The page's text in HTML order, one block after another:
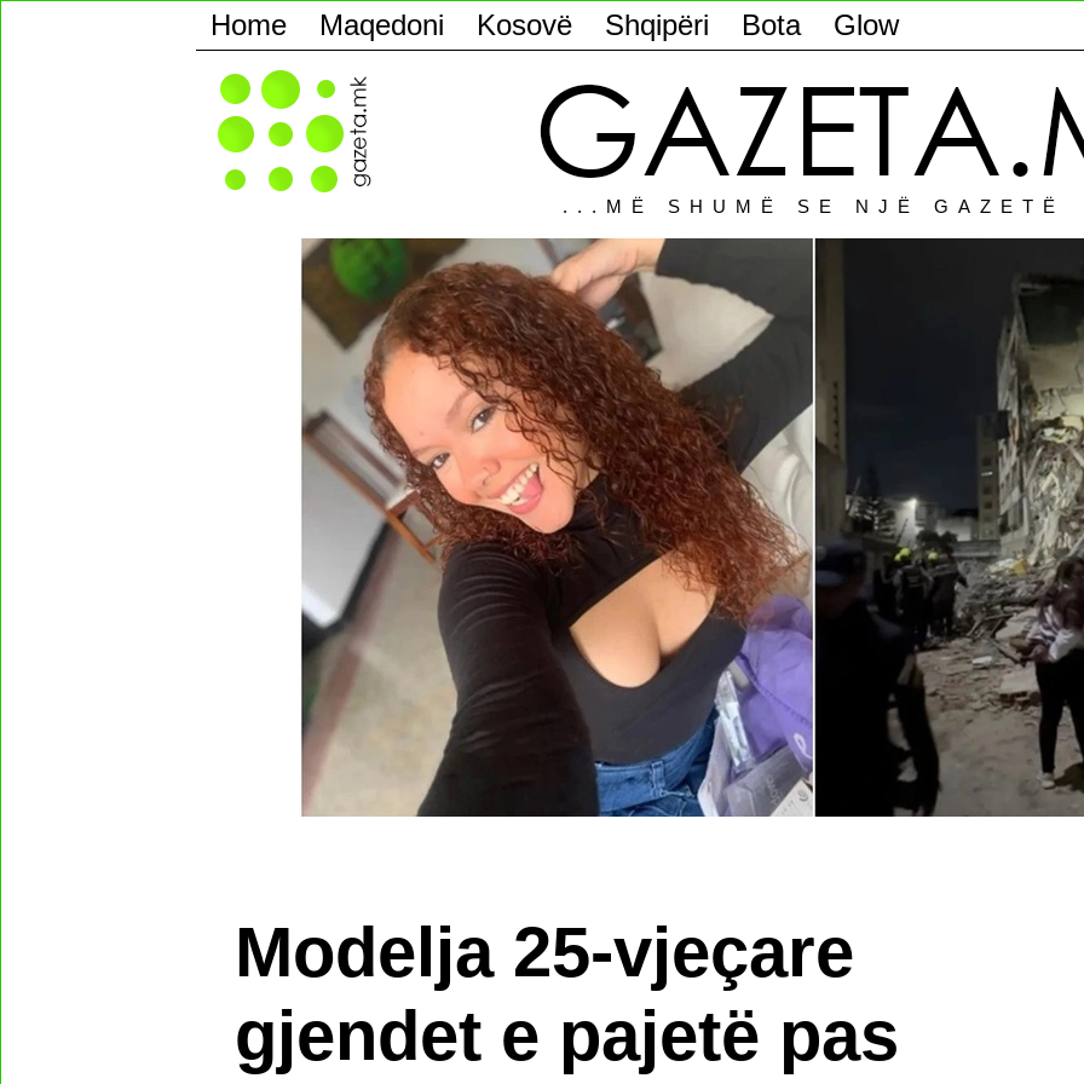
Home Maqedoni Kosovë Shqipëri Bota Glow
...MË SHUMË SE NJË GAZETË
Modelja 25-vjeçare
gjendet e pajetë pas